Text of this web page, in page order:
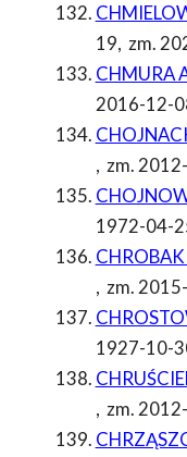
19, zm.
CHMURA
2016-12-
, zm.
1972-04-
, zm.
1927-10-
, zm.